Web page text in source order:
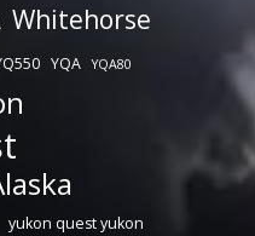
Whitehorse
YQA YQA80
yukon quest yukon